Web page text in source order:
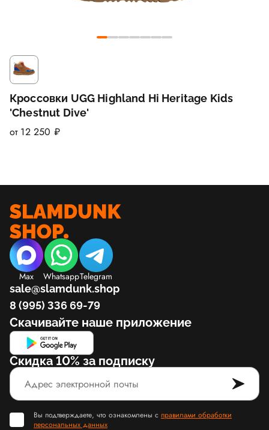
Кроссовки UGG Highland Hi Heritage Kids
'Chestnut Dive'
от 12 250 ₽
Max WhatsappTelegram
sale@slamdunk.shop
8 (995) 336 69-79
Скачивайте наше приложение
Скидка 10% за подписку
Вы подтверждаете, что ознакомлены с правилами обработки
персональных данных